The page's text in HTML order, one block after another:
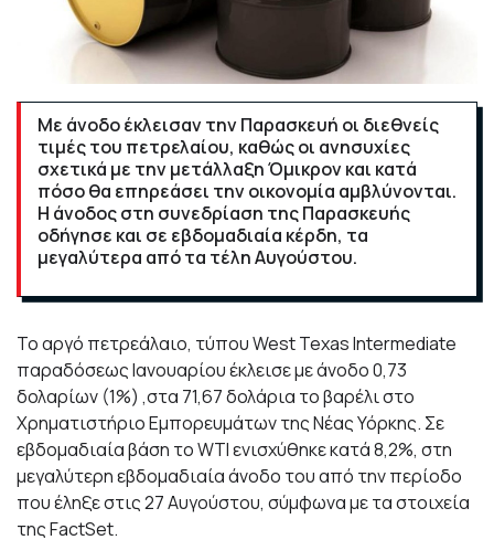
Με άνοδο έκλεισαν την Παρασκευή οι διεθνείς
τιμές του πετρελαίου, καθώς οι ανησυχίες
σχετικά με την μετάλλαξη Όμικρον και κατά
πόσο θα επηρεάσει την οικονομία αμβλύνονται.
Η άνοδος στη συνεδρίαση της Παρασκευής
οδήγησε και σε εβδομαδιαία κέρδη, τα
μεγαλύτερα από τα τέλη Αυγούστου.
Το αργό πετρεάλαιο, τύπου West Texas Intermediate
παραδόσεως Ιανουαρίου έκλεισε με άνοδο 0,73
δολαρίων (1%) ,στα 71,67 δολάρια το βαρέλι στο
Χρηματιστήριο Εμπορευμάτων της Νέας Υόρκης. Σε
εβδομαδιαία βάση το WTI ενισχύθηκε κατά 8,2%, στη
μεγαλύτερη εβδομαδιαία άνοδο του από την περίοδο
που έληξε στις 27 Αυγούστου, σύμφωνα με τα στοιχεία
της FactSet.